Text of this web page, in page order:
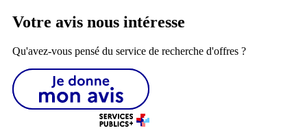
Votre avis nous intéresse
Qu'avez-vous pensé du service de recherche d'offres ?